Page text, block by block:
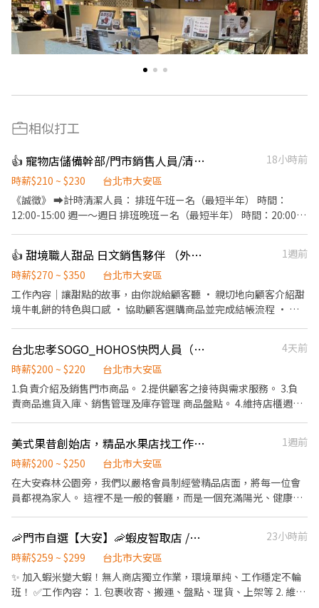
相似打工
👍 寵物店儲備幹部/門市銷售人員/清潔人員/寵物沙龍人員/代班
18小時前
時薪$210 ~ $230
台北市大安區
《誠徵》 ➡️計時清潔人員： 排班午班ㄧ名（最短半年） 時間：
12:00-15:00 週一～週日 排班晚班ㄧ名（最短半年） 時間：20:00-
狗眼睛耳朵清潔 餵飯《會餵藥》補換水 打掃環境擦玻璃/丟垃圾
《限》對毛小孩🐶有愛心耐心會餵藥 有養過毛小孩經驗者 有寵物相
關工作經驗者 ➡️晚班 門市排班-計時工讀生19:00-24:00（時薪） 每
週至少排三天班以上，能配合再投履歷 （有銷售經驗者，徵長期）
銷售人員 晚班15:00-24:00 五六16:00-01:00 排班制 新資：面議
$33000起（有經驗者，徵長期） 另有優渥的業績獎金 經常性薪資
間：12:00-21:00 和 15:00-24:00排班制 餵食/換水/清理耳朵眼睛/清
理貓砂便盆/基本清潔 基本健康觀察（食慾、精神、排泄狀況） 拍
照或回報/突發狀況應變（生病、受傷） 量體溫/量體重/餵藥/審查其
他工作崗位檢核員 協助店長交代事項/處理文書作業/支援賣場銷售
理/特寵專任人員 ➡️幫寵物洗澡人員 （徵正式） 新資：底薪+獎金
32000～38000 早班：12:00-21:00排班制 ➡️有KCT C級證照者（徵
正式） 新資：底薪+獎金35000～38000 早班：12:00-21:00排班制
➡️儲備 幹部 底薪45000起（徵長期） 接受公司培訓、輪班、門市銷
售、配合輪調店內各單位學習各部門操作流程技巧、學習如何解決
顧客問題、協助店長處理交辦事項、處理文書工作、檢查各部門人
員工作完成情況、達成業績目標及報告 《限》有寵物相關工作經驗
者
👍 甜境職人甜品 日文銷售夥伴 （外語津貼+高獎金💰）
1週前
時薪$270 ~ $350
台北市大安區
工作內容｜讓甜點的故事，由你說給顧客聽 • 親切地向顧客介紹甜
境牛軋餅的特色與口感 • 協助顧客選購商品並完成結帳流程 • 維
舞台發光 • 具備日文 N2以上能力者（需具備接近流利的聽說能
力），享有外語津貼 • 歡迎喜歡與各國旅客交流的你，加入甜境一
起把台灣甜點推向世界！
台北忠孝SOGO_HOHOS快閃人員（8/31-9/24）
4天前
時薪$200 ~ $220
台北市大安區
1.負責介紹及銷售門市商品。 2.提供顧客之接待與需求服務。 3.負
責商品進貨入庫、銷售管理及庫存管理 商品盤點。 4.維持店櫃週遭
間依百貨時間調整
美式果昔創始店，精品水果店找工作夥伴
1週前
時薪$200 ~ $250
台北市大安區
在大安森林公園旁，我們以嚴格會員制經營精品店面，將每一位會
員都視為家人。 這裡不是一般的餐廳，而是一個充滿陽光、健康、
績壓力，只有用心與溫度。 我們正在招募一起經營會員俱樂部的夥
伴，協助我們： ☀️ 與會員互動，維繫關係 🥤 製作飲品與輕食 🍇 介
紹精選水果與品牌故事 在這裡，你將學到的不只是工作技巧，更有
生活品味、人際互動與待客之道。 如果你喜歡溫暖的環境、細膩的
🦐門市自選【大安】🦐蝦皮智取店 /免經驗、快速報到 💰時薪 259 - 299
23小時前
時薪$259 ~ $299
台北市大安區
✨ 加入蝦米變大蝦！無人商店獨立作業，環境單純、工作穩定不輪
班！ ✅工作內容： 1. 包裹收寄、搬運、盤點、理貨、上架等 2. 維持